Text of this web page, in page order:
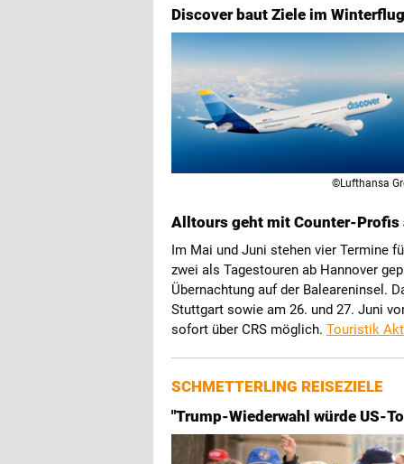
Discover baut Ziele im
©Lufthansa
Alltours geht mit Counter-Profis
Im Mai und Juni stehen vier Termine
zwei als Tagestouren ab Hannover
Übernachtung auf der Baleareninsel.
Stuttgart sowie am 26. und 27. Juni
sofort über CRS möglich. Touristik
SCHMETTERLING REISEZIELE
"Trump-Wiederwahl würde US-